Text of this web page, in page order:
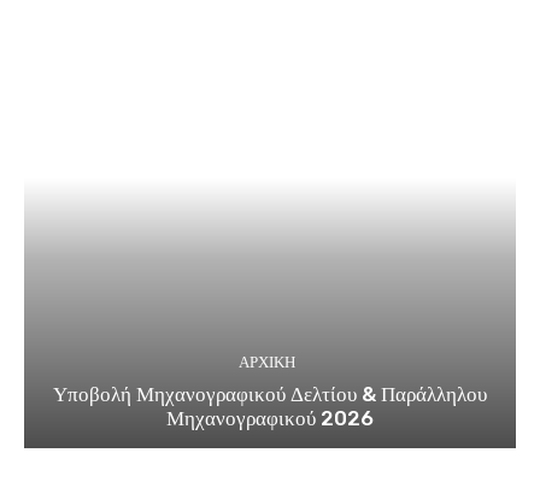
ΑΡΧΙΚΗ
Υποβολή Μηχανογραφικού Δελτίου & Παράλληλου
Μηχανογραφικού 2026